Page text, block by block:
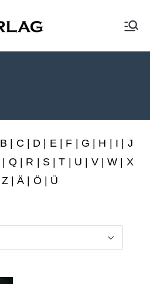
XEBAN-Verlag
B C D E| F G H I
J
Q| R S |T U V|W
X
Z|Ä | Ö | Ü